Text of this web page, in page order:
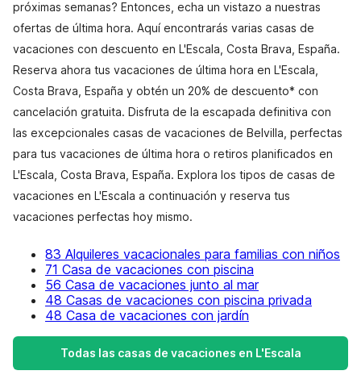
próximas semanas? Entonces, echa un vistazo a nuestras
ofertas de última hora. Aquí encontrarás varias casas de
vacaciones con descuento en L'Escala, Costa Brava, España.
Reserva ahora tus vacaciones de última hora en L'Escala,
Costa Brava, España y obtén un 20% de descuento* con
cancelación gratuita. Disfruta de la escapada definitiva con
las excepcionales casas de vacaciones de Belvilla, perfectas
para tus vacaciones de última hora o retiros planificados en
L'Escala, Costa Brava, España. Explora los tipos de casas de
vacaciones en L'Escala a continuación y reserva tus
vacaciones perfectas hoy mismo.
83 Alquileres vacacionales para familias con niños
71 Casa de vacaciones con piscina
56 Casa de vacaciones junto al mar
48 Casas de vacaciones con piscina privada
48 Casa de vacaciones con jardín
Todas las casas de vacaciones en L'Escala